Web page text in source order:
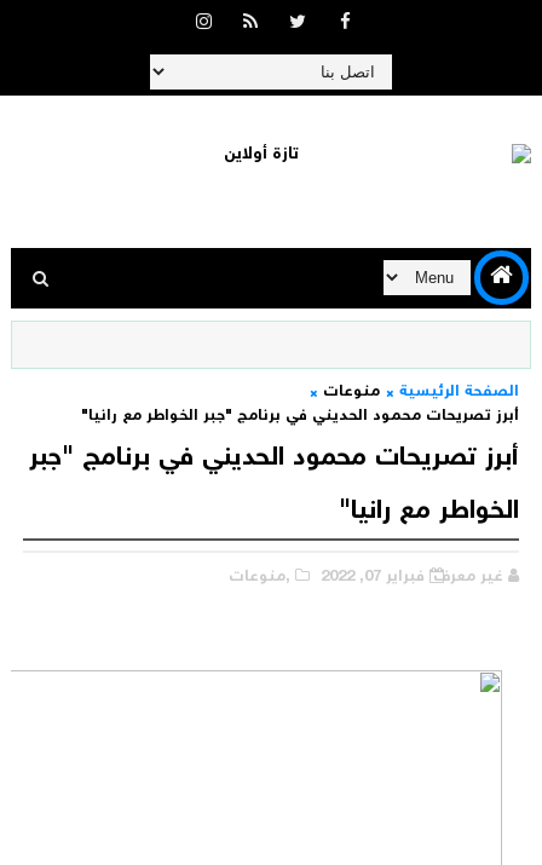
الصفحة الرئيسية
منوعات
أبرز تصريحات محمود الحديني في برنامج "جبر الخواطر مع رانيا"
أبرز تصريحات محمود الحديني في برنامج "جبر
الخواطر مع رانيا"
غير معرف فبراير 07, 2022 ,منوعات